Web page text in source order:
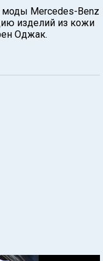
Mercedes-Benz
изделий из кожи
Оджак.